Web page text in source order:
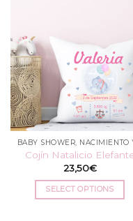
Cojín Natalicio
23,50€
SELECT OPTIONS